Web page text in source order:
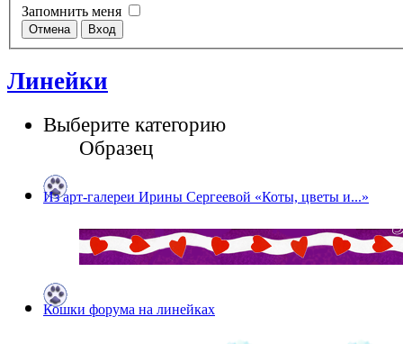
Запомнить меня
Линейки
Выберите категорию
Образец
Из арт-галереи Ирины Сергеевой «Коты, цветы и...»
Кошки форума на линейках